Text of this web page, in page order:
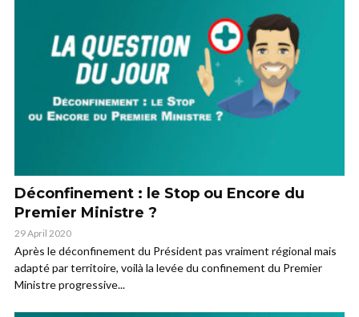
Déconfinement : le Stop ou Encore du
Premier Ministre ?
29 April 2020
Après le déconfinement du Président pas vraiment régional mais
adapté par territoire, voilà la levée du confinement du Premier
Ministre progressive...